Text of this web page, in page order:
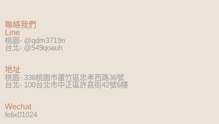
聯絡我們
Line
桃園- @qdm3719n
台北- @549qoauh
地址
桃園- 338桃園市蘆竹區忠孝西路36號
台北- 100台北市中正區許昌街42號6樓
Wechat
felix01024